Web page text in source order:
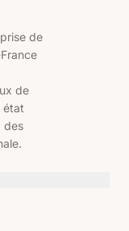
de
de
état
des